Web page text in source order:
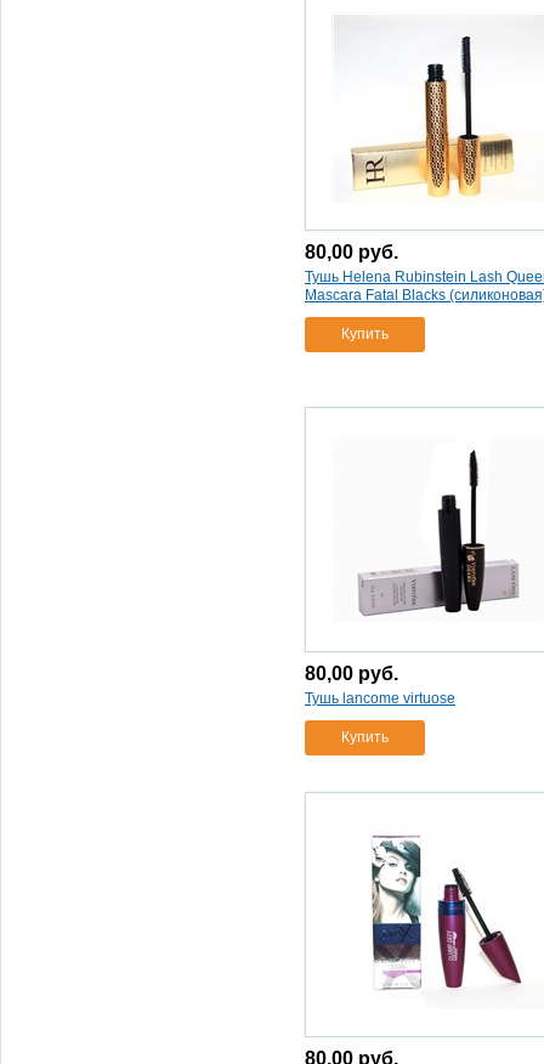
80,00 руб.
Тушь Helena Rubinstein Lash
Mascara Fatal Blacks
Купить
80,00 руб.
Тушь lancome virtuose
Купить
80,00 руб.